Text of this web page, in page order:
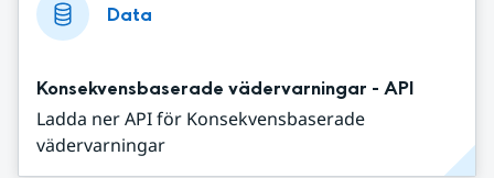
Data
Konsekvensbaserade vädervarningar - API
Ladda ner API för Konsekvensbaserade
vädervarningar